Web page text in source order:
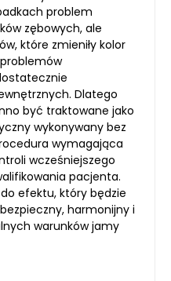
problem
zębowych, ale
które zmieniły kolor
Dlatego
być traktowane jako
wykonywany bez
wymagająca
wcześniejszego
pacjenta.
efektu, który będzie
harmonijny i
warunków jamy